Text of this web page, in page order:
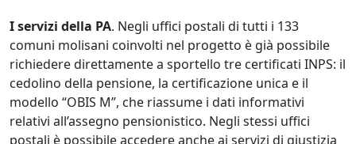
I servizi della PA. Negli uffici postali di tutti i 133
comuni molisani coinvolti nel progetto è già possibile
richiedere direttamente a sportello tre certificati INPS: il
cedolino della pensione, la certificazione unica e il
modello “OBIS M”, che riassume i dati informativi
relativi all’assegno pensionistico. Negli stessi uffici
postali è possibile accedere anche ai servizi di giustizia